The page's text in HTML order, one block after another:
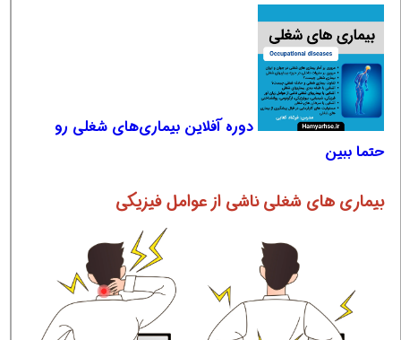
دوره آفلاین بیماری‌های شغلی رو
حتما ببین
بیماری های شغلی ناشی از عوامل فیزیکی